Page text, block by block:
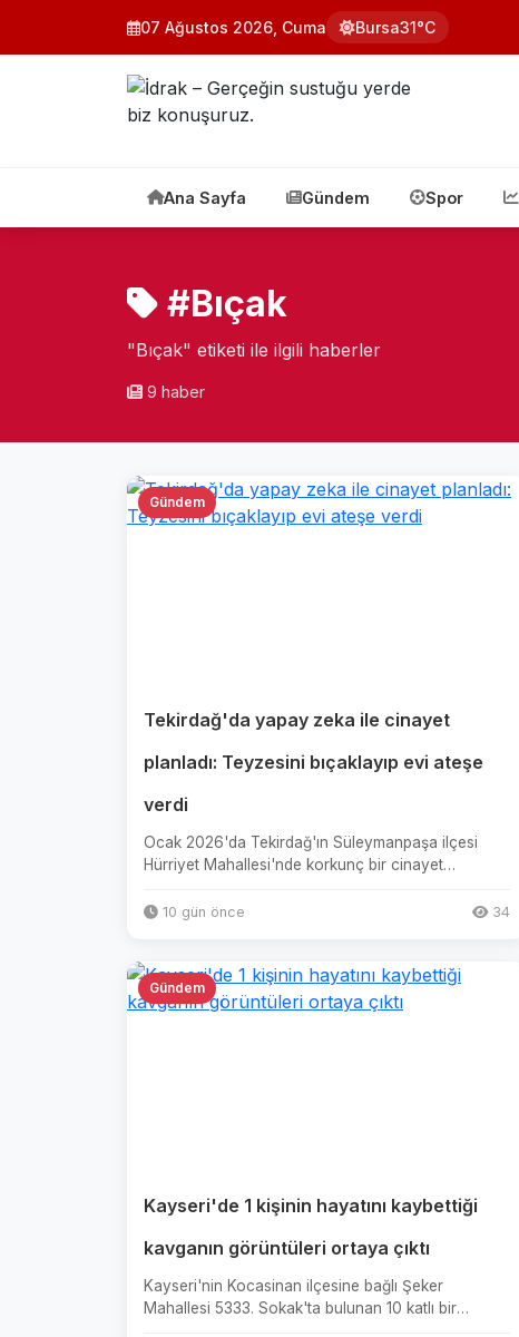
07 Ağustos 2026, Cuma Bursa31°C
Ana Sayfa Gündem Spor
#Bıçak
"Bıçak" etiketi ile ilgili haberler
9 haber
Gündem
Tekirdağ'da yapay zeka ile cinayet
planladı: Teyzesini bıçaklayıp evi ateşe
verdi
Ocak 2026'da Tekirdağ'ın Süleymanpaşa ilçesi
Hürriyet Mahallesi'nde korkunç bir cinayet
10 gün önce 34
Gündem
Kayseri'de 1 kişinin hayatını kaybettiği
kavganın görüntüleri ortaya çıktı
Kayseri'nin Kocasinan ilçesine bağlı Şeker
Mahallesi 5333. Sokak'ta bulunan 10 katlı bir